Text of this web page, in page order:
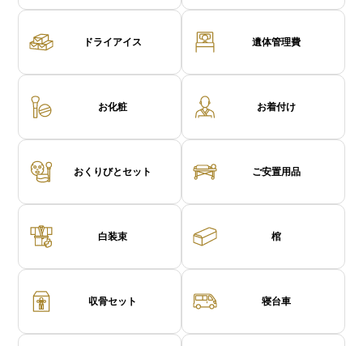
ドライアイス 遺体管理費
お化粧 お着付け
おくりびとセット ご安置用品
白装束 棺
収骨セット 寝台車